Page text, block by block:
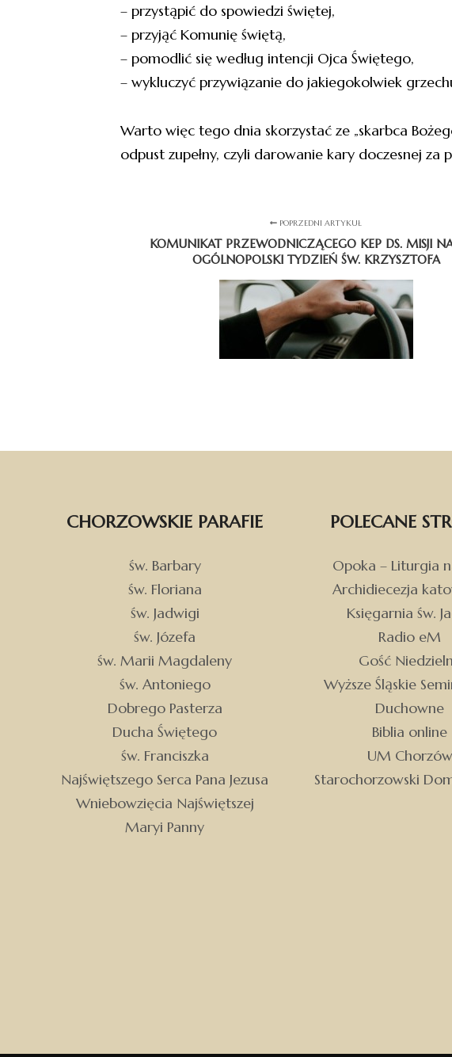
– przystąpić do spowiedzi świętej,
– przyjąć Komunię świętą,
– pomodlić się według intencji Ojca Świętego,
– wykluczyć przywiązanie do jakiegokolwiek
Warto więc tego dnia skorzystać ze „skarbca
odpust zupełny, czyli darowanie kary doczesnej za
POPRZEDNI ARTYKUŁ
KOMUNIKAT PRZEWODNICZĄCEGO KEP DS. MISJI
OGÓLNOPOLSKI TYDZIEŃ ŚW. KRZYSZTOFA
CHORZOWSKIE PARAFIE
św. Barbary
św. Floriana
św. Jadwigi
św. Józefa
św. Marii Magdaleny
św. Antoniego
Dobrego Pasterza
Ducha Świętego
św. Franciszka
Najświętszego Serca Pana Jezusa
Wniebowzięcia Najświętszej
Maryi Panny
POLECANE
Opoka – Liturgia
Archidiecezja
Księgarnia św.
Radio eM
Gość
Wyższe Śląskie
Duchowne
Biblia online
UM Chorzów
Starochorzowski